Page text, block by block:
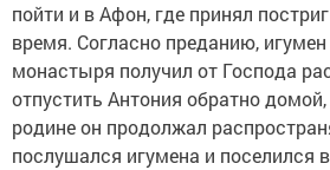
пойти и в Афон, где принял
время. Согласно преданию,
монастыря получил от Господа
отпустить Антония обратно
родине он продолжал
послушался игумена и поселился